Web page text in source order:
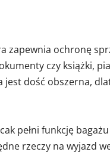
zapewnia ochronę
czy książki,
dość obszerna,
pełni funkcję
rzeczy na wyjazd